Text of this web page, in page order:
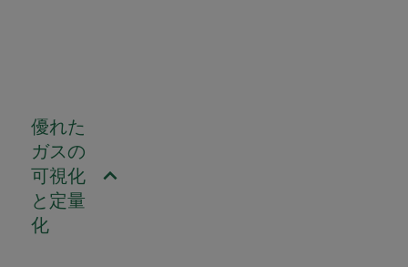
優れた
ガスの
可視化
と定量
化